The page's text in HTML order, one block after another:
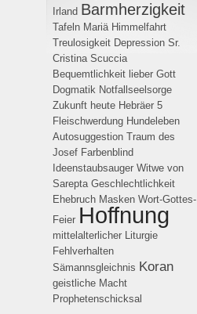
Irland Barmherzigkeit
Tafeln Mariä Himmelfahrt
Treulosigkeit Depression Sr.
Cristina Scuccia
Bequemtlichkeit lieber Gott
Dogmatik Notfallseelsorge
Zukunft heute Hebräer 5
Fleischwerdung Hundeleben
Autosuggestion Traum des
Josef Farbenblind
Ideenstaubsauger Witwe von
Sarepta Geschlechtlichkeit
Ehebruch Masken Wort-Gottes-
Feier Hoffnung
mittelalterlicher Liturgie
Fehlverhalten
Sämannsgleichnis Koran
geistliche Macht
Prophetenschicksal